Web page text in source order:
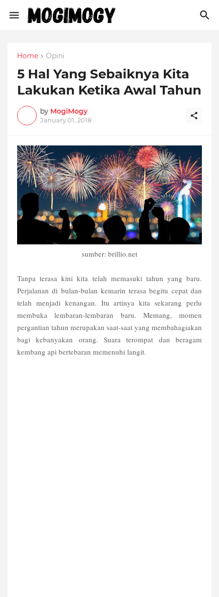
Home Opini
5 Hal Yang Sebaiknya Kita
Lakukan Ketika Awal Tahun
by MogiMogy
January 01, 2018
sumber: brillio.net
Tanpa terasa kini kita telah memasuki tahun yang baru.
Perjalanan di bulan-bulan kemarin terasa begitu cepat dan
telah menjadi kenangan. Itu artinya kita sekarang perlu
membuka lembaran-lembaran baru. Memang, momen
pergantian tahun merupakan saat-saat yang membahagiakan
bagi kebanyakan orang. Suara terompat dan beragam
kembang api bertebaran memenuhi langit.